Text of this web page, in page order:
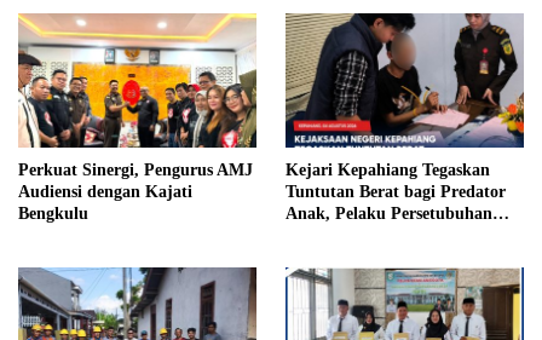
Perkuat Sinergi, Pengurus AMJ
Audiensi dengan Kajati
Bengkulu
Kejari Kepahiang Tegaskan
Tuntutan Berat bagi Predator
Anak, Pelaku Persetubuhan
Penjara